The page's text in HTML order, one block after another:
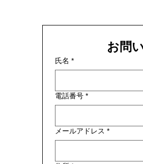
お問
氏名 *
電話番号 *
メールアドレス *